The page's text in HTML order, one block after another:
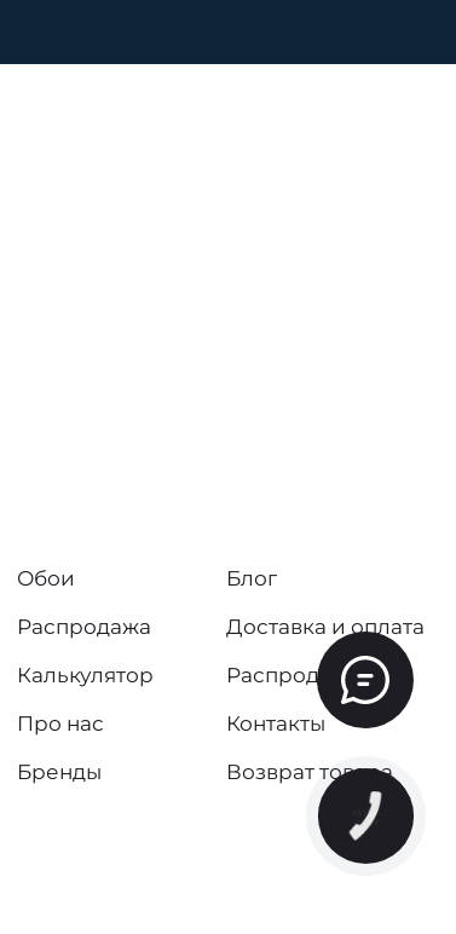
Обои
Распродажа
Калькулятор
Про нас
Бренды
Блог
Доставка и оплата
Распродажа
Контакты
Возврат товара